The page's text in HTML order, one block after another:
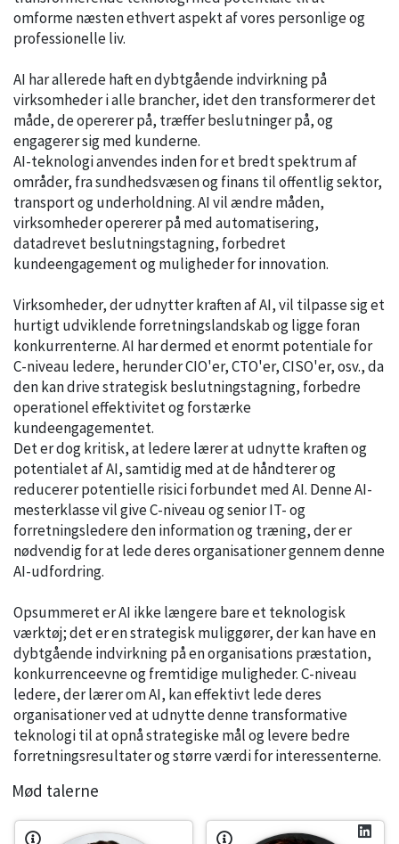
omforme næsten ethvert aspekt af vores personlige og
professionelle liv.
AI har allerede haft en dybtgående indvirkning på
virksomheder i alle brancher, idet den transformerer det
måde, de opererer på, træffer beslutninger på, og
engagerer sig med kunderne.
AI-teknologi anvendes inden for et bredt spektrum af
områder, fra sundhedsvæsen og finans til offentlig sektor,
transport og underholdning. AI vil ændre måden,
virksomheder opererer på med automatisering,
datadrevet beslutningstagning, forbedret
kundeengagement og muligheder for innovation.
Virksomheder, der udnytter kraften af AI, vil tilpasse sig et
hurtigt udviklende forretningslandskab og ligge foran
konkurrenterne. AI har dermed et enormt potentiale for
C-niveau ledere, herunder CIO'er, CTO'er, CISO'er, osv., da
den kan drive strategisk beslutningstagning, forbedre
operationel effektivitet og forstærke
kundeengagementet.
Det er dog kritisk, at ledere lærer at udnytte kraften og
potentialet af AI, samtidig med at de håndterer og
reducerer potentielle risici forbundet med AI. Denne AI-
mesterklasse vil give C-niveau og senior IT- og
forretningsledere den information og træning, der er
nødvendig for at lede deres organisationer gennem denne
AI-udfordring.
Opsummeret er AI ikke længere bare et teknologisk
værktøj; det er en strategisk muliggører, der kan have en
dybtgående indvirkning på en organisations præstation,
konkurrenceevne og fremtidige muligheder. C-niveau
ledere, der lærer om AI, kan effektivt lede deres
organisationer ved at udnytte denne transformative
teknologi til at opnå strategiske mål og levere bedre
forretningsresultater og større værdi for interessenterne.
Mød talerne